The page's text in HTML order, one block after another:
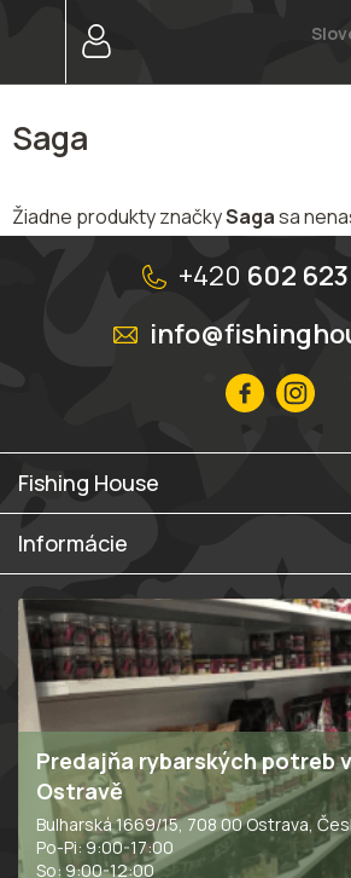
Saga
Žiadne produkty značkySagasa
+420 602
Fishing House
Informácie
Predajňa rybarských potreb v
Ostravě
Bulharská 1669/15, 708 00 Ostrava,
Po-Pi: 9:00-17:00
So: 9:00-12:00